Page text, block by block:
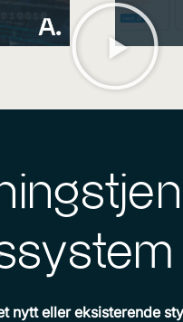
nytt eller eksisterende